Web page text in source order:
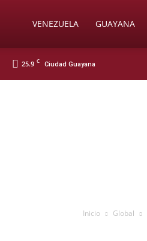
SoyVENEZUELA GUAYANA
25.9 C Ciudad Guayana
Inicio Global